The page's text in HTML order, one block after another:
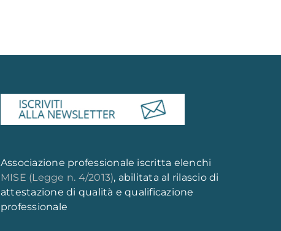
Associazione professionale iscritta elenchi
MISE (Legge n. 4/2013), abilitata al rilascio di
attestazione di qualità e qualificazione
professionale